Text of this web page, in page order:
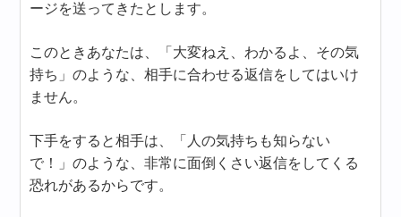
ージを送ってきたとします。
このときあなたは、「大変ねえ、わかるよ、その気
持ち」のような、相手に合わせる返信をしてはいけ
ません。
下手をすると相手は、「人の気持ちも知らない
で！」のような、非常に面倒くさい返信をしてくる
恐れがあるからです。